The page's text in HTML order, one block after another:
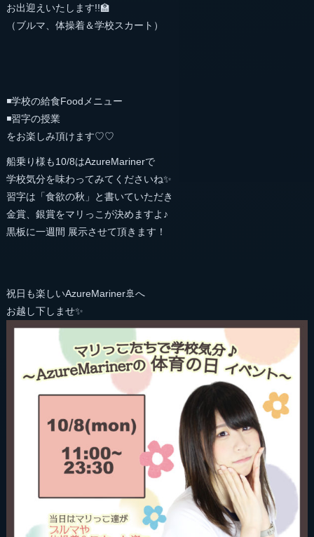
お出迎えいたします!!🏫
（ブルマ、体操着＆学校スカート）
◾️学校の給食Foodメニュー
◾️習字の授業
をお楽しみ頂けます♡♡
船乗り様も10/8はAzureMarinerで
学校気分を味わってみてくださいね✨
習字は「食欲の秋」と書いていただき
金賞、銀賞をマリっこが決めますよ♪
黒板に一週間 展示させて頂きます！
祝日も楽しいAzureMariner🚢へ
お越し下しませ✨